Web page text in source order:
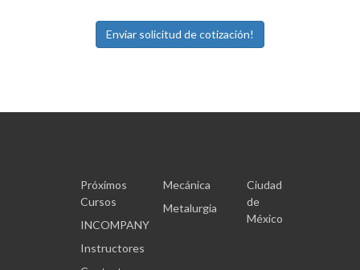
Próximos
Cursos
INCOMPANY
Instructores
Mecánica
Metalurgia
Ciudad
de
México